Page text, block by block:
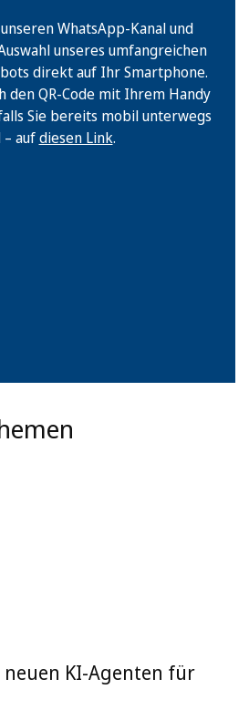
WhatsApp-Kanal und
unseres umfangreichen
direkt auf Ihr Smartphone.
den QR-Code mit Ihrem Handy
Sie bereits mobil unterwegs
– aufdiesen Link.
KI-Agenten für